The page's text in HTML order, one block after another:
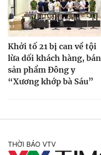
Khởi tố 21 bị can về tội
lừa dối khách hàng, bán
sản phẩm Đông y
“Xương khớp bà Sáu”
THỜI BÁO VTV